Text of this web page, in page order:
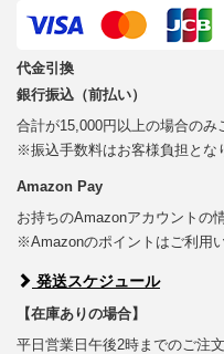
代金引換
銀行振込（前払い）
合計が15,000円以上の場合のみ
※振込手数料はお客様負担とな
Amazon Pay
お持ちのAmazonアカウントの
※Amazonのポイントはご利用
発送スケジュール
【在庫ありの場合】
平日営業日午後2時までのご注